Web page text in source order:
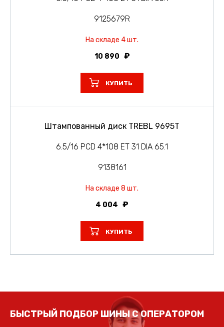
9125679R
На складе 4 шт.
10 890
КУПИТЬ
Штампованный диск TREBL 9695T
6.5/16 PCD 4*108 ET 31 DIA 65.1
9138161
На складе 8 шт.
4 004
КУПИТЬ
БЫСТРЫЙ ПОДБОР ШИНЫ С ОПЕРАТОРОМ